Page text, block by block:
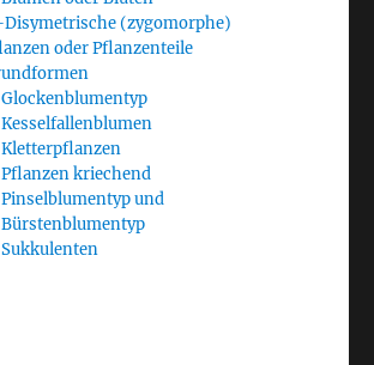
(zygomorphe)
oder Pflanzenteile
Glockenblumentyp
Kesselfallenblumen
Kletterpflanzen
Pflanzen kriechend
Pinselblumentyp und
Bürstenblumentyp
Sukkulenten